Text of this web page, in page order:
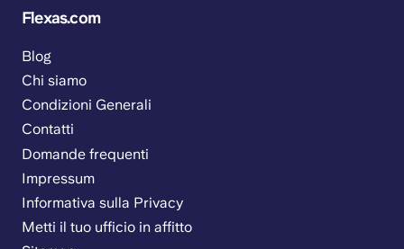
Flexas.com
Blog
Chi siamo
Condizioni Generali
Contatti
Domande frequenti
Impressum
Informativa sulla Privacy
Metti il tuo ufficio in affitto